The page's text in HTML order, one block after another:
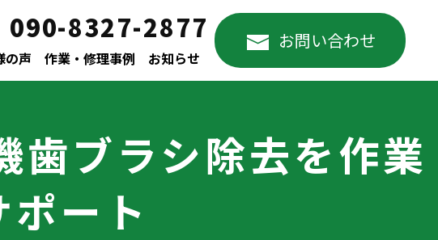
の声 作業・修理事例 お知らせ
お問い合わせ
090-8327-2877
歯ブラシ除去を作業
ート